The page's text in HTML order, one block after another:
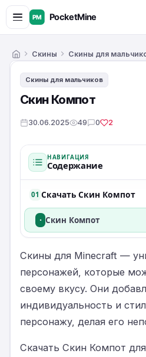
ГлавнаяСкины Скины для
Скины для мальчиков
Скин Компот
30.06.2025 49 0 2
НАВИГАЦИЯ
Содержание
01 Скачать Скин Компот
· Скин Компот
Скины для Minecraft —
персонажей, которые
своему вкусу. Они
индивидуальность и
персонажу, делая его
Скачать Скин Компот